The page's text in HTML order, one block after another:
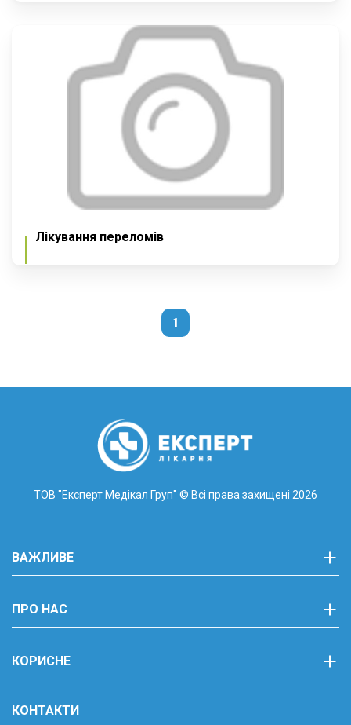
Лікування переломів
1
ТОВ "Експерт Медікал Груп" © Всі права захищені 2026
ВАЖЛИВЕ
ПРО НАС
КОРИСНЕ
КОНТАКТИ